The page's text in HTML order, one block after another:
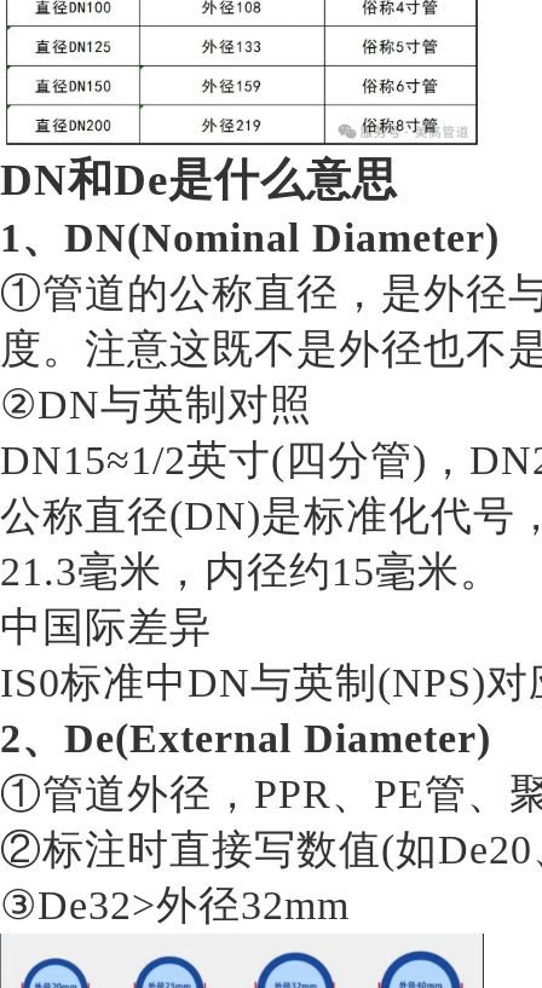
DN和De是什么意思
1、DN(Nominal Diameter)
①管道的公称直径，是外径
度。注意这既不是外径也不
②DN与英制对照
DN15≈1/2英寸(四分管)，
公称直径(DN)是标准化代号
21.3毫米，内径约15毫米。
中国际差异
IS0标准中DN与英制(NPS)
2、De(External Diameter)
①管道外径，PPR、PE管、
②标注时直接写数值(如
③De32>外径32mm